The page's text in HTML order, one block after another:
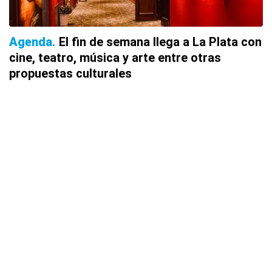
Agenda El fin de semana llega a La Plata con
cine, teatro, música y arte entre otras
propuestas culturales